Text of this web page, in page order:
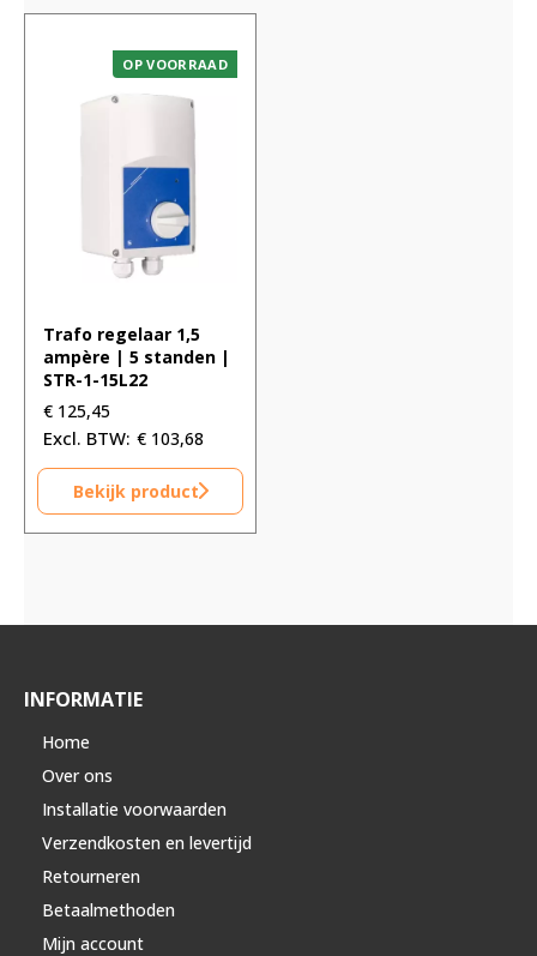
OP VOORRAAD
Trafo regelaar 1,5
ampère | 5 standen |
STR-1-15L22
€ 125,45
€ 103,68
Bekijk product
INFORMATIE
Home
Over ons
Installatie voorwaarden
Verzendkosten en levertijd
Retourneren
Betaalmethoden
Mijn account